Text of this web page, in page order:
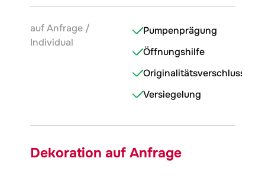
auf Anfrage /
Individual
Pumpenprägung
Öffnungshilfe
Originalitätsverschluss
Versiegelung
Dekoration auf Anfrage